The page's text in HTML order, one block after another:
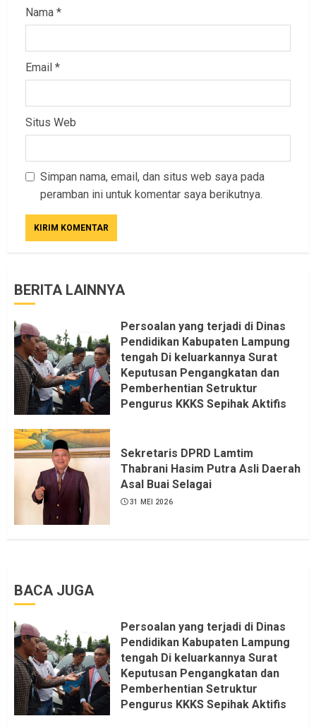
Nama *
Email *
Situs Web
Simpan nama, email, dan situs web saya pada
peramban ini untuk komentar saya berikutnya.
BERITA LAINNYA
Persoalan yang terjadi di Dinas
Pendidikan Kabupaten Lampung
tengah Di keluarkannya Surat
Keputusan Pengangkatan dan
Pemberhentian Setruktur
Pengurus KKKS Sepihak Aktifis
Dapat saya pastikan penuh Unsur
KKN, dan Unsur Politik.
6 AGUSTUS 2026
Sekretaris DPRD Lamtim
Thabrani Hasim Putra Asli Daerah
Asal Buai Selagai
31 MEI 2026
BACA JUGA
Persoalan yang terjadi di Dinas
Pendidikan Kabupaten Lampung
tengah Di keluarkannya Surat
Keputusan Pengangkatan dan
Pemberhentian Setruktur
Pengurus KKKS Sepihak Aktifis